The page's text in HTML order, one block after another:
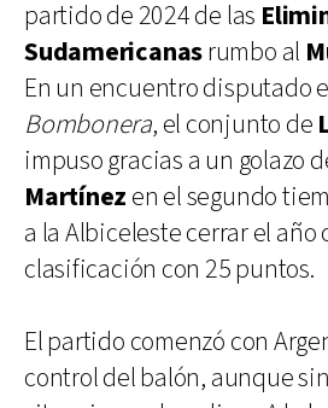
partido de 2024 de las
Sudamericanasrumbo al
En un encuentro disputado
Bombonera, el conjunto de
impuso gracias a un golazo
Martínez en el segundo
a la Albiceleste cerrar el año
clasificación con 25 puntos.
El partido comenzó con
control del balón, aunque